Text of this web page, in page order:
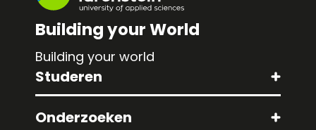
Building your World
Building your world
Studeren
Onderzoeken